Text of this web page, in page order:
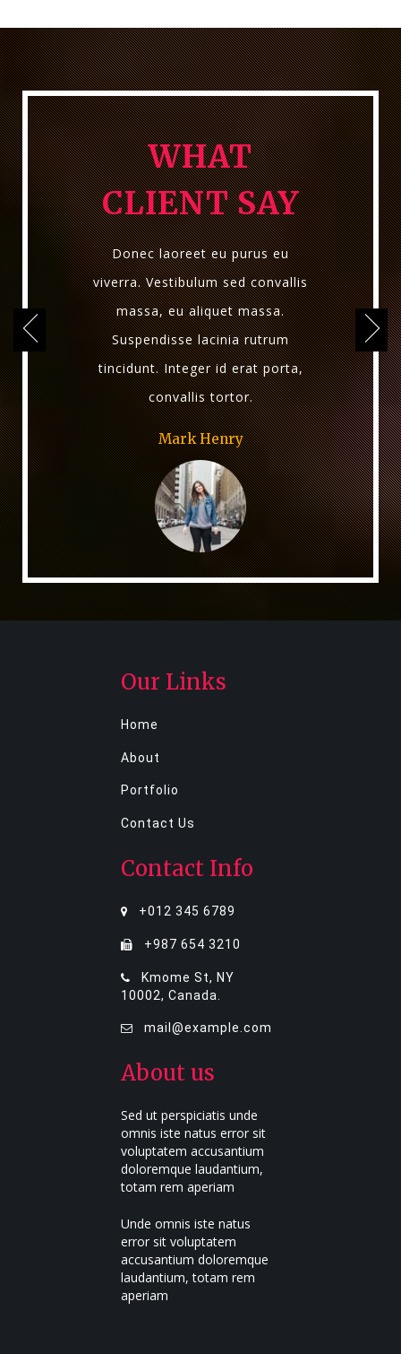
WHAT
CLIENT SAY
Donec laoreet eu purus eu
viverra. Vestibulum sed convallis
massa, eu aliquet massa.
Suspendisse lacinia rutrum
tincidunt. Integer id erat porta,
convallis tortor.
Mark Henry
Our Links
Home
About
Portfolio
Contact Us
Contact Info
+012 345 6789
+987 654 3210
Kmome St, NY
10002, Canada.
mail@example.com
About us
Sed ut perspiciatis unde
omnis iste natus error sit
voluptatem accusantium
doloremque laudantium,
totam rem aperiam
Unde omnis iste natus
error sit voluptatem
accusantium doloremque
laudantium, totam rem
aperiam